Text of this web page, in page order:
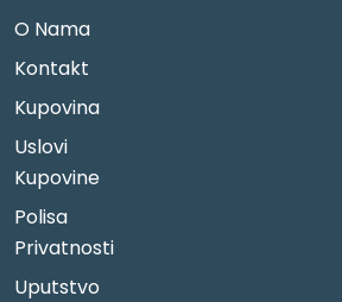
O Nama
Kontakt
Kupovina
Uslovi
Kupovine
Polisa
Privatnosti
Uputstvo